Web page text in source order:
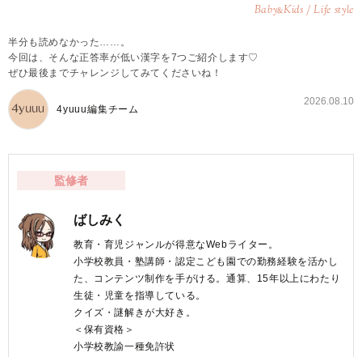
Baby&Kids / Life style
半分も読めなかった……。
今回は、そんな正答率が低い漢字を7つご紹介します♡
ぜひ最後までチャレンジしてみてくださいね！
4yuuu編集チーム
2026.08.10
監修者
ばしみく
教育・育児ジャンルが得意なWebライター。
小学校教員・塾講師・認定こども園での勤務経験を活かし
た、コンテンツ制作を手がける。通算、15年以上にわたり
生徒・児童を指導している。
クイズ・謎解きが大好き。
＜保有資格＞
小学校教諭一種免許状